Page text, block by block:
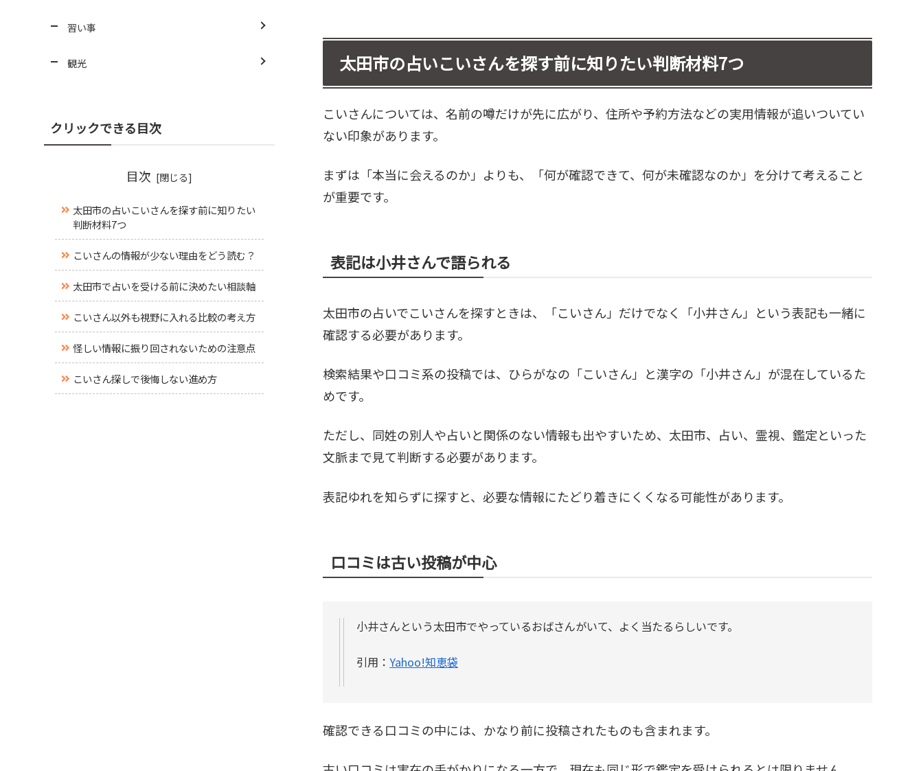
太田市の占いこいさんを探す前に知りたい判断材料7つ
こいさんについては、名前の噂だけが先に広がり、住所や予約方法などの実用情報が追いついてい
ない印象があります。
まずは「本当に会えるのか」よりも、「何が確認できて、何が未確認なのか」を分けて考えること
が重要です。
表記は小井さんで語られる
太田市の占いでこいさんを探すときは、「こいさん」だけでなく「小井さん」という表記も一緒に
確認する必要があります。
検索結果や口コミ系の投稿では、ひらがなの「こいさん」と漢字の「小井さん」が混在しているた
めです。
ただし、同姓の別人や占いと関係のない情報も出やすいため、太田市、占い、霊視、鑑定といった
文脈まで見て判断する必要があります。
表記ゆれを知らずに探すと、必要な情報にたどり着きにくくなる可能性があります。
口コミは古い投稿が中心
小井さんという太田市でやっているおばさんがいて、よく当たるらしいです。
引用：Yahoo!知恵袋
確認できる口コミの中には、かなり前に投稿されたものも含まれます。
習い事
観光
クリックできる目次
目次
太田市の占いこいさんを探す前に知りたい
判断材料7つ
こいさんの情報が少ない理由をどう読む？
太田市で占いを受ける前に決めたい相談軸
こいさん以外も視野に入れる比較の考え方
怪しい情報に振り回されないための注意点
こいさん探しで後悔しない進め方